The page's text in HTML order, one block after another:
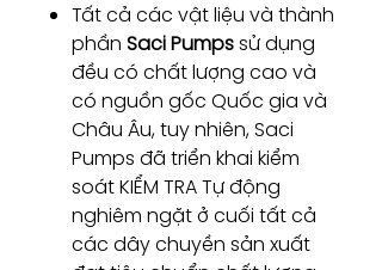
Tất cả các vật liệu và thành
phần Saci Pumpssử dụng
đều có chất lượng cao và
có nguồn gốc Quốc gia và
Châu Âu, tuy nhiên, Saci
Pumps đã triển khai kiểm
soát KIỂM TRA Tự động
nghiêm ngặt ở cuối tất cả
các dây chuyền sản xuất